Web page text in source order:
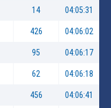
14 04:05:31
426 04:06:02
95 04:06:17
62 04:06:18
456 04:06:41